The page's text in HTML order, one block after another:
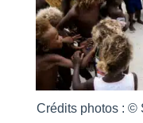
Crédits photos : ©